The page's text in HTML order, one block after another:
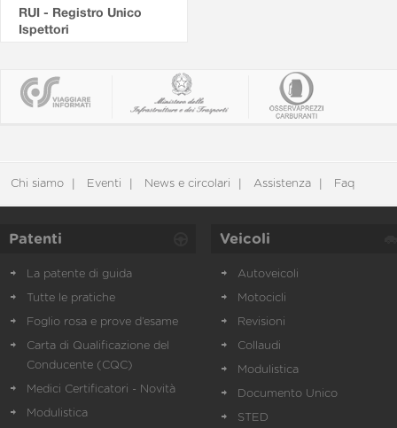
RUI - Registro Unico
Ispettori
Chi siamo Eventi News e circolari Assistenza Faq
Patenti
La patente di guida
Tutte le pratiche
Foglio rosa e prove d’esame
Carta di Qualificazione del
Conducente (CQC)
Medici Certificatori - Novità
Modulistica
Veicoli
Autoveicoli
Motocicli
Revisioni
Collaudi
Modulistica
Documento Unico
STED